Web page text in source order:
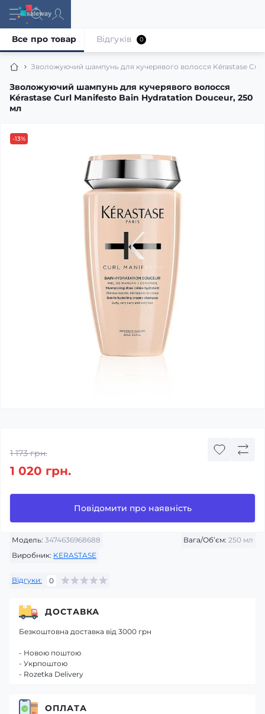
Зволожуючий шампунь для кучерявого волосся Kérastase
Зволожуючий шампунь для кучерявого волосся
Kérastase Curl Manifesto Bain Hydratation Douceur, 250
мл
Все про товар Відгуків 0
-13%
Модель: 3474636968688 Вага/Об’єм: 250 мл
Виробник: KERASTASE
Відгуки: 0
1 173 грн.
1 020 грн.
Повідомити про наявність
ДОСТАВКА
Безкоштовна доставка від 3000 грн
- Новою поштою
- Укрпоштою
- Rozetka Delivery
ОПЛАТА